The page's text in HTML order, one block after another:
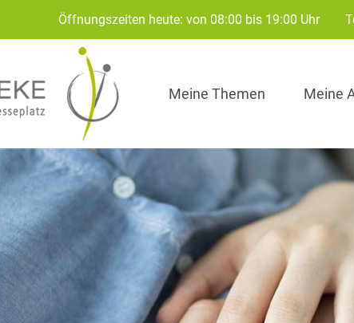
Öffnungszeiten heute: von 08:00 bis 19:00 Uhr
Meine Themen Meine